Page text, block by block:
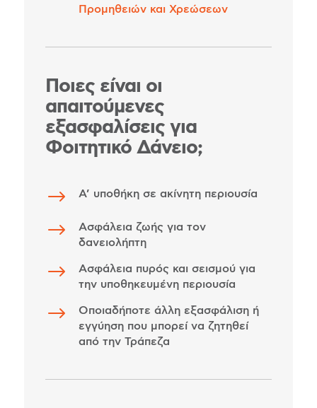
Προμηθειών και Χρεώσεων
Ποιες είναι οι
απαιτούμενες
εξασφαλίσεις για
Φοιτητικό Δάνειο;
$ Α’ υποθήκη σε ακίνητη περιουσία
$
Ασφάλεια ζωής για τον
δανειολήπτη
$
Ασφάλεια πυρός και σεισμού για
την υποθηκευμένη περιουσία
$
Οποιαδήποτε άλλη εξασφάλιση ή
εγγύηση που μπορεί να ζητηθεί
από την Τράπεζα